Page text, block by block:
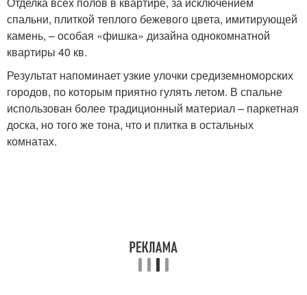
спальни, плиткой теплого бежевого цвета, имитирующей
камень, – особая «фишка» дизайна однокомнатной
квартиры 40 кв.
Результат напоминает узкие улочки средиземноморских
городов, по которым приятно гулять летом. В спальне
использован более традиционный материал – паркетная
доска, но того же тона, что и плитка в остальных
комнатах.